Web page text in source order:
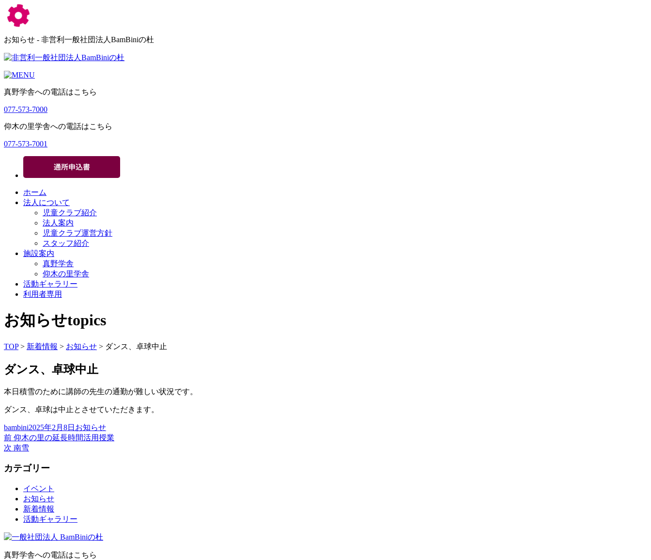
お知らせ - 非営利一般社団法人BamBiniの杜
真野学舎への電話はこちら
077-573-7000
仰木の里学舎への電話はこちら
077-573-7001
ホーム
法人について
児童クラブ紹介
法人案内
児童クラブ運営方針
スタッフ紹介
施設案内
真野学舎
仰木の里学舎
活動ギャラリー
利用者専用
お知らせtopics
TOP> 新着情報 > お知らせ > ダンス、卓球中止
ダンス、卓球中止
本日積雪のために講師の先生の通勤が難しい状況です。
ダンス、卓球は中止とさせていただきます。
投
稿
者
bambini投
稿
日:
2025年2月8日 カ
テ
お知らせ
投
稿
ナ
シ
ョ
前 前
の
稿:
仰木の里の延長時間活用授業
次 次
投
南雪
カテゴリー
イベント
お知らせ
新着情報
活動ギャラリー
真野学舎への電話はこちら